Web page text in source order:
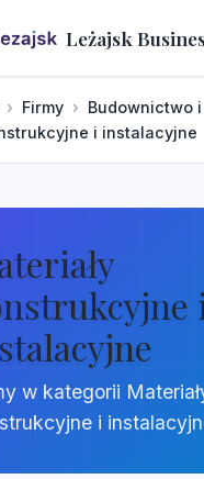
Leżajsk
Firmy
Budownictwo
i instalacyjne
w kategorii
i